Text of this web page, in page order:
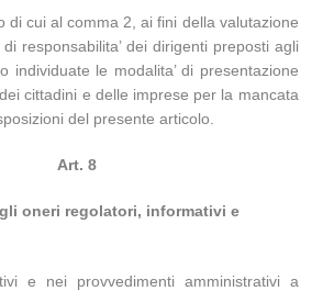
di cui al comma 2, ai fini della valutazione
responsabilita’ dei dirigenti preposti agli
individuate le modalita’ di presentazione
cittadini e delle imprese per la mancata
del presente articolo.
Art. 8
oneri regolatori, informativi e
e nei provvedimenti amministrativi a